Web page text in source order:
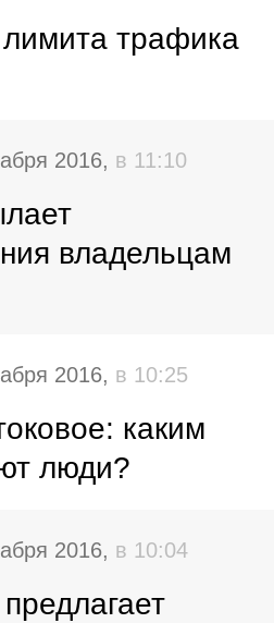
трафика
2016, в 11:10
владельцам
2016, в 10:25
каким
люди?
2016, в 10:04